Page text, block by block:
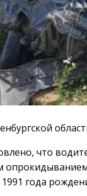
что
года